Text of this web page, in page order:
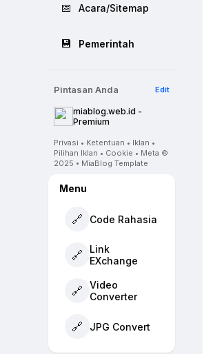
📅 Acara/Sitemap
💾 Pemerintah
Pintasan Anda Edit
miablog.web.id -
Premium
Privasi • Ketentuan • Iklan •
Pilihan Iklan • Cookie • Meta ©
2025 • MiaBlog Template
Menu
🔗 Code Rahasia
🔗
Link
EXchange
🔗
Video
Converter
🔗 JPG Convert